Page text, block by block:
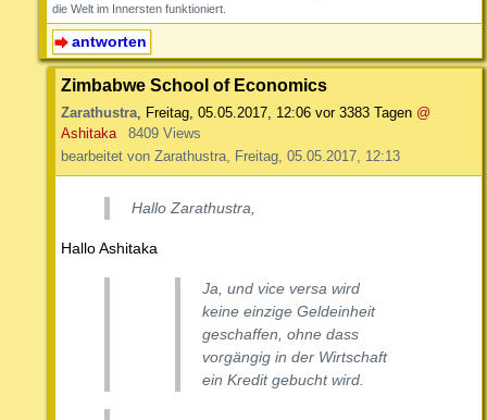
die Welt im Innersten funktioniert.
antworten
Zimbabwe School of Economics
Zarathustra, Freitag, 05.05.2017, 12:06 vor 3383 Tagen @
Ashitaka
8409 Views
bearbeitet von Zarathustra, Freitag, 05.05.2017, 12:13
Hallo Zarathustra,
Hallo Ashitaka
Ja, und vice versa wird
keine einzige Geldeinheit
geschaffen, ohne dass
vorgängig in der Wirtschaft
ein Kredit gebucht wird.